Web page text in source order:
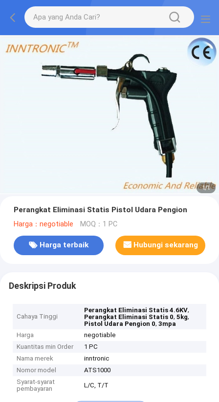
1/1
Perangkat Eliminasi Statis Pistol Udara Pengion
Harga：negotiable MOQ：1 PC
Harga terbaik Hubungi sekarang
Deskripsi Produk
Cahaya Tinggi
Perangkat Eliminasi Statis 4.6KV,
Perangkat Eliminasi Statis 0,5kg,
Pistol Udara Pengion 0,3mpa
Harga
negotiable
Kuantitas min Order
1 PC
Nama merek
inntronic
Nomor model
ATS1000
Syarat-syarat
pembayaran
L/C, T/T